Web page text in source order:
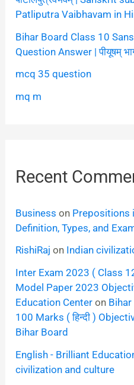
Patliputra Vaibhavam in
Bihar Board Class 10
Question Answer | पीयूषम्
mcq 35 question
mq m
Recent
Business on Prepositions
Definition, Types, and
RishiRaj on Indian
Inter Exam 2023 ( Class
Model Paper 2023
Education Center on
100 Marks ( हिन्दी )
Bihar Board
English - Brilliant
civilization and culture